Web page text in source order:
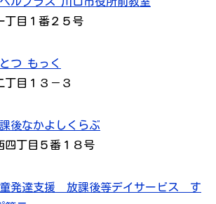
丁目１番２５号
つ もっく
丁目１３－３
後なかよしくらぶ
四丁目５番１８号
童発達支援 放課後等デイサービス す